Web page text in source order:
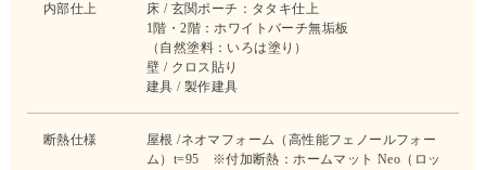
内部仕上
床 / 玄関ポーチ：タタキ仕上
1階・2階：ホワイトバーチ無垢板
（自然塗料：いろは塗り）
壁 / クロス貼り
建具 / 製作建具
断熱仕様
屋根 /ネオマフォーム（高性能フェノールフォー
ム）t=95 ※付加断熱：ホームマット Neo（ロッ